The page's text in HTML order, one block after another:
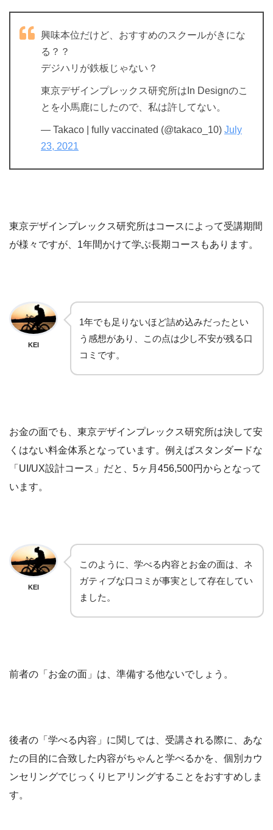
興味本位だけど、おすすめのスクールがきにな
る？？
デジハリが鉄板じゃない？
東京デザインプレックス研究所はIn Designのこ
とを小馬鹿にしたので、私は許してない。
— Takaco | fully vaccinated (@takaco_10) July
23, 2021
東京デザインプレックス研究所はコースによって受講期間
が様々ですが、1年間かけて学ぶ長期コースもあります。
KEI
1年でも足りないほど詰め込みだったとい
う感想があり、この点は少し不安が残る口
コミです。
お金の面でも、東京デザインプレックス研究所は決して安
くはない料金体系となっています。例えばスタンダードな
「UI/UX設計コース」だと、5ヶ月456,500円からとなって
います。
KEI
このように、学べる内容とお金の面は、ネ
ガティブな口コミが事実として存在してい
ました。
前者の「お金の面」は、準備する他ないでしょう。
後者の「学べる内容」に関しては、受講される際に、あな
たの目的に合致した内容がちゃんと学べるかを、個別カウ
ンセリングでじっくりヒアリングすることをおすすめしま
す。